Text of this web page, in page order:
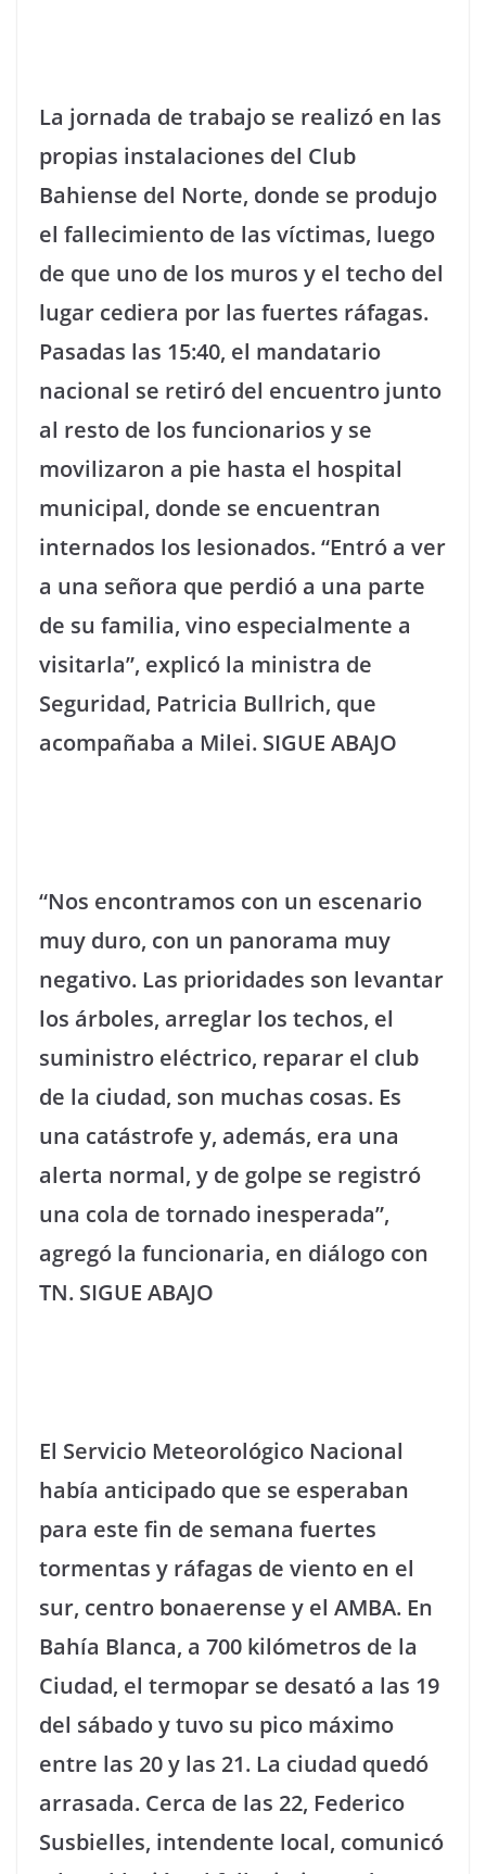
La jornada de trabajo se realizó en las
propias instalaciones del Club
Bahiense del Norte, donde se produjo
el fallecimiento de las víctimas, luego
de que uno de los muros y el techo del
lugar cediera por las fuertes ráfagas.
Pasadas las 15:40, el mandatario
nacional se retiró del encuentro junto
al resto de los funcionarios y se
movilizaron a pie hasta el hospital
municipal, donde se encuentran
internados los lesionados. “Entró a ver
a una señora que perdió a una parte
de su familia, vino especialmente a
visitarla”, explicó la ministra de
Seguridad, Patricia Bullrich, que
acompañaba a Milei. SIGUE ABAJO
“Nos encontramos con un escenario
muy duro, con un panorama muy
negativo. Las prioridades son levantar
los árboles, arreglar los techos, el
suministro eléctrico, reparar el club
de la ciudad, son muchas cosas. Es
una catástrofe y, además, era una
alerta normal, y de golpe se registró
una cola de tornado inesperada”,
agregó la funcionaria, en diálogo con
TN. SIGUE ABAJO
El Servicio Meteorológico Nacional
había anticipado que se esperaban
para este fin de semana fuertes
tormentas y ráfagas de viento en el
sur, centro bonaerense y el AMBA. En
Bahía Blanca, a 700 kilómetros de la
Ciudad, el termopar se desató a las 19
del sábado y tuvo su pico máximo
entre las 20 y las 21. La ciudad quedó
arrasada. Cerca de las 22, Federico
Susbielles, intendente local, comunicó